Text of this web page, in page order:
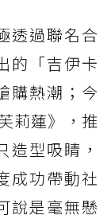
透過聯名合
的「吉伊卡
購熱潮；今
莉蓮》，推
造型吸睛，
成功帶動社
說是毫無懸